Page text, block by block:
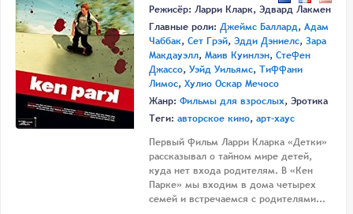
Режисёр: Ларри Кларк, Эдвард Лакмен
Главные роли: Джеймс Баллард, Адам
Чаббак, Сет Грэй, Эдди Дэниелс, Зара
Макдауэлл, Маив Куинлэн, Стефен
Джассо, Уэйд Уильямс, Тиффани
Лимос, Хулио Оскар Мечосо
Жанр: Фильмы для взрослых, Эротика
Теги: авторское кино, арт-хаус
Первый фильм Ларри Кларка «Детки»
рассказывал о тайном мире детей,
куда нет входа родителям. В «Кен
Парке» мы входим в дома четырех
семей и встречаемся с родителями...